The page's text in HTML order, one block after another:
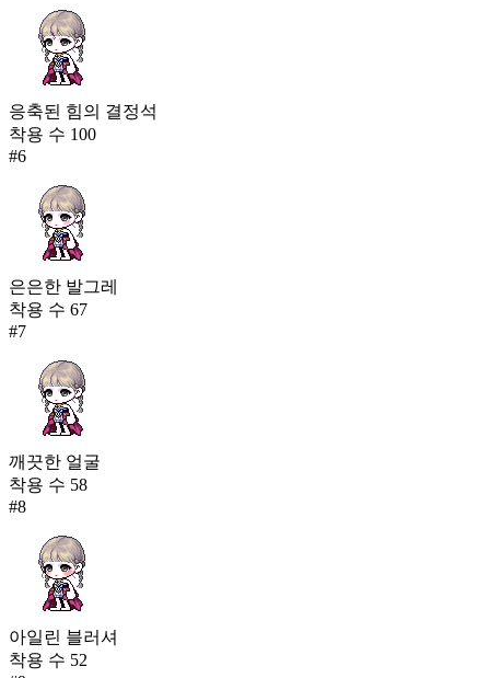
응축된 힘의 결정석
착용 수 100
#6
은은한 발그레
착용 수 67
#7
깨끗한 얼굴
착용 수 58
#8
아일린 블러셔
착용 수 52